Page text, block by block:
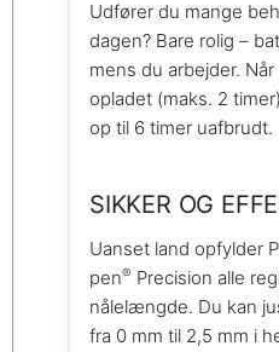
Udfører du mange
dagen? Bare rolig –
mens du arbejder.
opladet (maks. 2
op til 6 timer uafbrudt.
SIKKER OG
Uanset land opfylder
pen® Precision alle
nålelængde. Du kan
fra 0 mm til 2,5 mm i